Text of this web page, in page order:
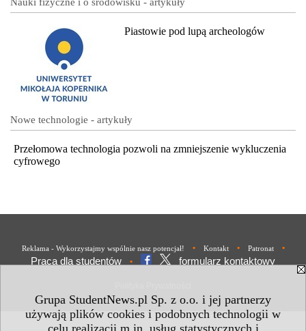
Grupa StudentNews.pl Sp. z o.o. i jej partnerzy
używają plików cookies i podobnych technologii w
celu realizacji m.in. usług statystycznych i
Piastowie pod lupą archeologów
Nowe technologie - artykuły
Przełomowa technologia pozwoli na zmniejszenie wykluczenia
cyfrowego
Reklama - Wykorzystajmy wspólnie nasz potencjał! • Kontakt • Patronat •
Praca dla studentów • formularz kontaktowy